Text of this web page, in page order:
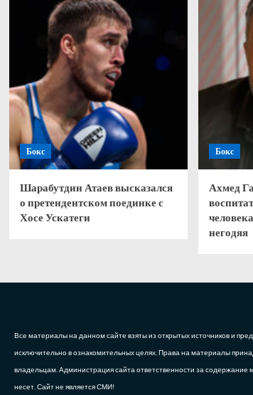
Бокс
Шарабутдин Атаев высказался
о претендентском поединке с
Хосе Ускатеги
Бокс
Ахмед
негодяя
Все материалы на данном сайте взяты из открытых источников и
исключительно в ознакомительных целях. Права на материалы
владельцам. Администрация сайта ответственности за содержание
несет. Сайт не является СМИ!